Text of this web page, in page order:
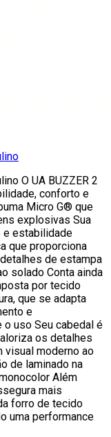
O UA BUZZER 2
conforto e
Micro G® que
explosivas Sua
e estabilidade
que proporciona
de estampa
solado Conta ainda
por tecido
que se adapta
e
uso Seu cabedal é
os detalhes
visual moderno ao
de laminado na
Além
mais
forro de tecido
uma performance